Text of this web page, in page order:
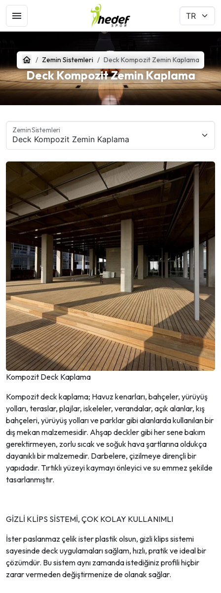
Zemin Sistemleri Deck Kompozit Zemin Kaplama
Deck Kompozit Zemin Kaplama
Zemin Sistemleri
Kompozit Deck Kaplama
Kompozit deck kaplama; Havuz kenarları, bahçeler, yürüyüş
yolları, teraslar, plajlar, iskeleler, verandalar, açık alanlar, kış
bahçeleri, yürüyüş yolları ve parklar gibi alanlarda kullanılan bir
dış mekan malzemesidir. Ahşap deckler gibi her sene bakım
gerektirmeyen, zorlu sıcak ve soğuk hava şartlarına oldukça
dayanıklı bir malzemedir. Darbelere, çizilmeye dirençli bir
yapıdadır. Tırtıklı yüzeyi kaymayı önleyici ve su emmez şekilde
tasarlanmıştır.
GİZLİ KLİPS SİSTEMİ, ÇOK KOLAY KULLANIMLI
İster paslanmaz çelik ister plastik olsun, gizli klips sistemi
sayesinde deck uygulamaları sağlam, hızlı, pratik ve ideal bir
çözümdür. Bu sistem aynı zamanda istediğiniz profili hiçbir
zarar vermeden değiştirmenize de olanak sağlar.